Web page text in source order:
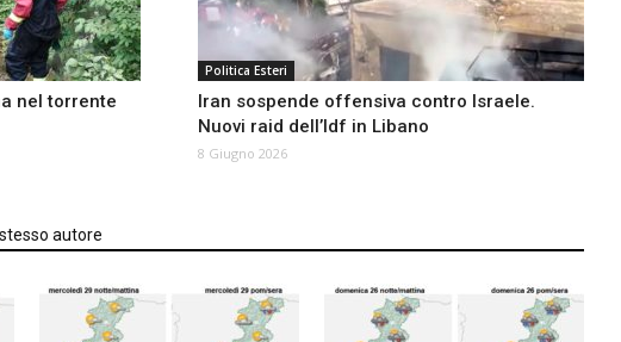
nel torrente
Politica Esteri
Iran sospende offensiva contro Israele.
Nuovi raid dell’Idf in Libano
8 Giugno 2026
autore